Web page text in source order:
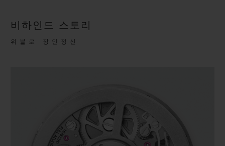
비하인드 스토리
위블로 장인정신